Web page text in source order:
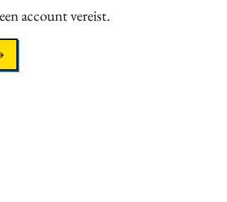
account vereist.